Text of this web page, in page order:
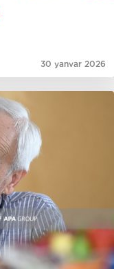
30 yanvar 2026